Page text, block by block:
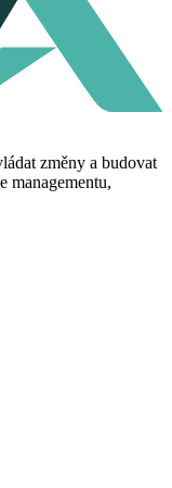
změny a budovat
managementu,